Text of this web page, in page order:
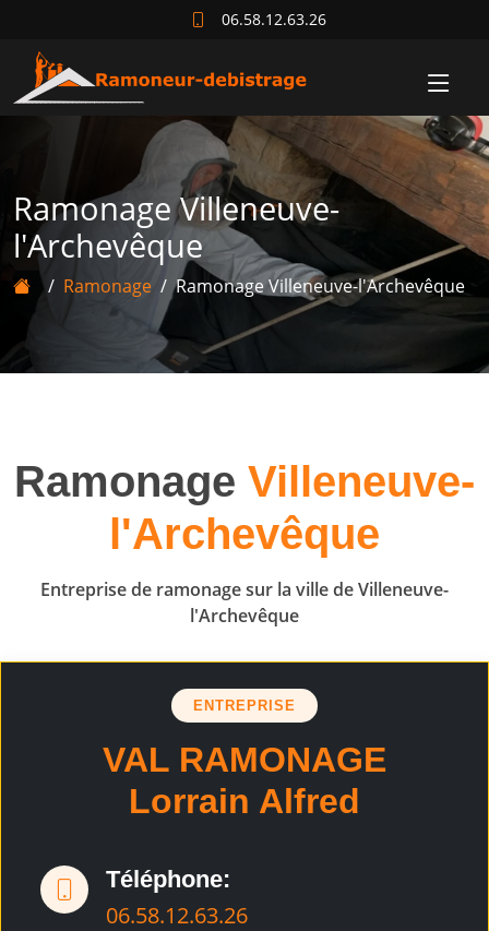
06.58.12.63.26
Ramonage Villeneuve-
l'Archevêque
Ramonage Ramonage Villeneuve-l'Archevêque
Ramonage Villeneuve-
l'Archevêque
Entreprise de ramonage sur la ville de Villeneuve-
l'Archevêque
ENTREPRISE
VAL RAMONAGE
Lorrain Alfred
Téléphone:
06.58.12.63.26